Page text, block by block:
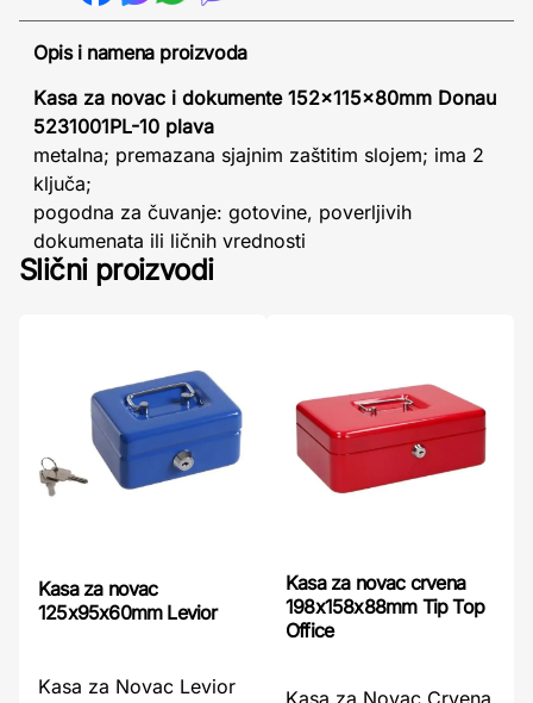
Opis i namena proizvoda
Kasa za novac i dokumente 152x115x80mm Donau
5231001PL-10 plava
metalna; premazana sjajnim zaštitim slojem; ima 2
ključa;
pogodna za čuvanje: gotovine, poverljivih
dokumenata ili ličnih vrednosti
Slični proizvodi
Kasa za novac
125x95x60mm Levior
Kasa za Novac Levior
Kasa za novac crvena
198x158x88mm Tip Top
Office
Kasa za Novac Crvena